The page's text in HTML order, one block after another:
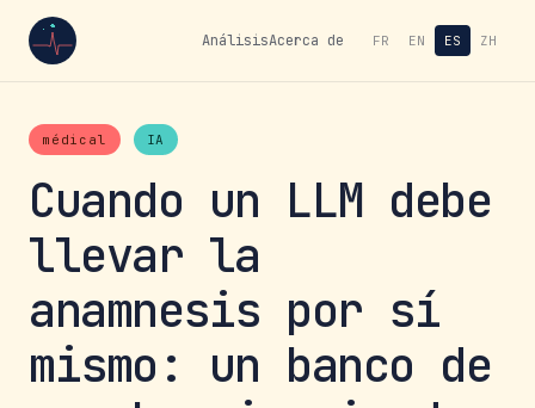
AnálisisAcerca de FR EN ES ZH
médical IA
Cuando un LLM debe
llevar la
anamnesis por sí
mismo: un banco de